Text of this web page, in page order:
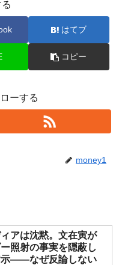
はてブ
コピー
ーする
money1
アは沈黙。文在寅が
ー照射の事実を隠蔽し
示――なぜ反論しない